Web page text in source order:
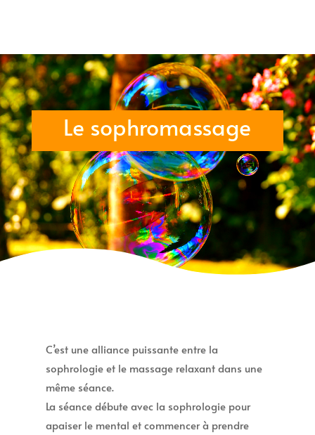
Le sophromassage
C’est une alliance puissante entre la
sophrologie et le massage relaxant dans une
même séance.
La séance débute avec la sophrologie pour
apaiser le mental et commencer à prendre